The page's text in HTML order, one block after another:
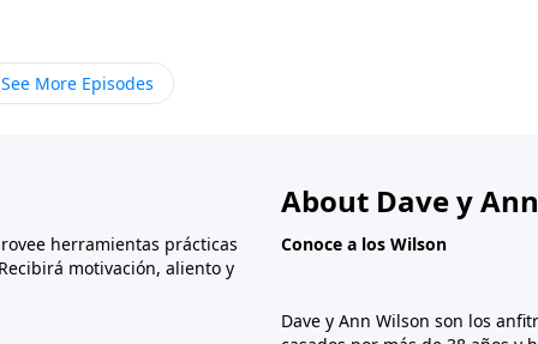
See More Episodes
herramientas prácticas
motivación, aliento y
About Dave y
Conoce a los Wilson
Dave y Ann Wilson son los